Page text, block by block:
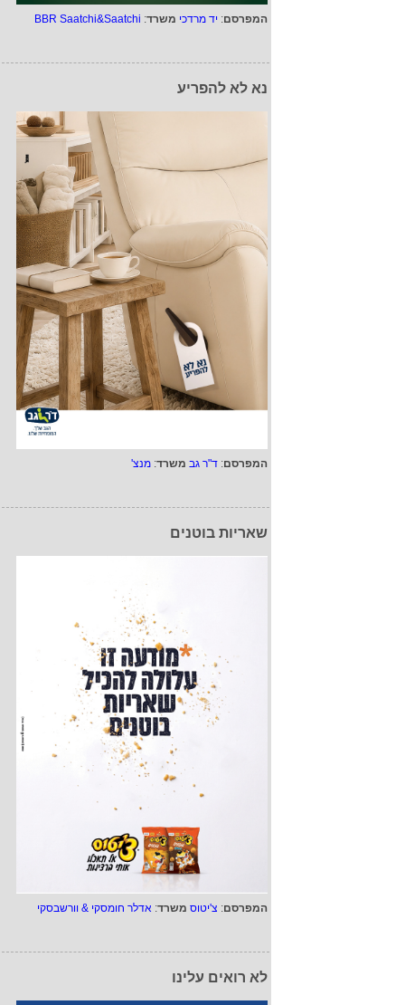
המפרסם: יד מרדכי משרד:
BBR Saatchi&Saatchi
נא לא להפריע
המפרסם: ד"ר גב משרד: מנצ'
שאריות בוטנים
המפרסם: צ'יטוס משרד: אדלר חומסקי & וורשבסקי
לא רואים עלינו